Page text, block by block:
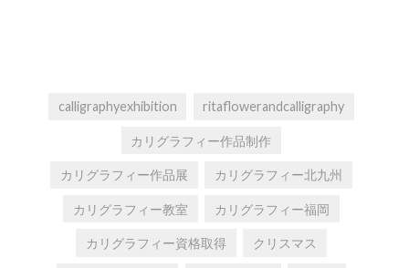
calligraphyexhibition ritaflowerandcalligraphy
カリグラフィー作品制作
カリグラフィー作品展 カリグラフィー北九州
カリグラフィー教室 カリグラフィー福岡
カリグラフィー資格取得 クリスマス